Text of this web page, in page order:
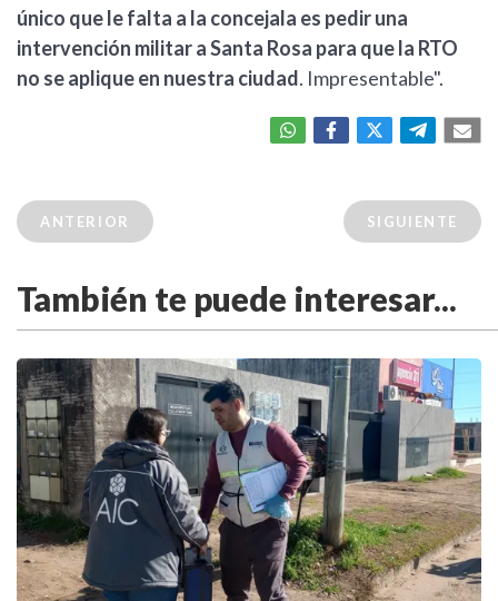
único que le falta a la concejala es pedir una
intervención militar a Santa Rosa para que la RTO
no se aplique en nuestra ciudad. Impresentable".
ANTERIOR SIGUIENTE
También te puede interesar...